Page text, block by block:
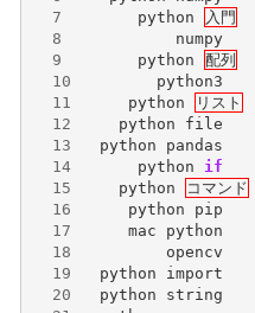
7
python 入門
8
numpy
9
python 配列
10
python3
11
python リスト
12
python file
13
python pandas
14
python if
15
python コマンド
16
python pip
17
mac python
18
opencv
19
python import
20
python string